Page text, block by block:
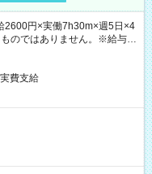
円×実働7h30m×週5日×4
のではありません。※給与即
）
費支給